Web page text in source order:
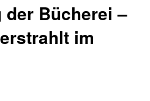
Bücherei –
im